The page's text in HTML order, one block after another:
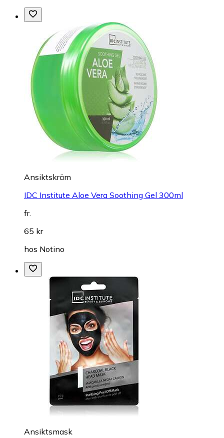
Ansiktskräm
IDC Institute Aloe Vera Soothing Gel 300ml
fr.
65 kr
hos Notino
Ansiktsmask